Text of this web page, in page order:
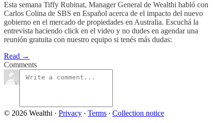
Esta semana Tiffy Rubinat, Manager General de Wealthi habló con
Carlos Colina de SBS en Español acerca de el impacto del nuevo
gobierno en el mercado de propiedades en Australia. Escuchá la
entrevista haciendo click en el video y no dudes en agendar una
reunión gratuita con nuestro equipo si tenés más dudas:
Read →
Comments
© 2026 Wealthi · Privacy ∙ Terms ∙ Collection notice